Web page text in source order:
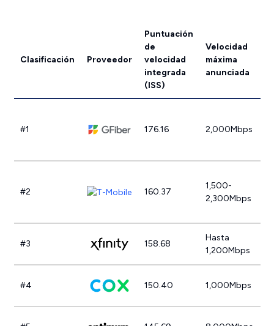
Clasificación Proveedor
Puntuación
de
velocidad
integrada
(ISS)
Velocidad
máxima
anunciada
#1 176.16 2,000Mbps
#2 160.37
1,500-
2,300Mbps
#3 158.68
Hasta
1,200Mbps
#4 150.40 1,000Mbps